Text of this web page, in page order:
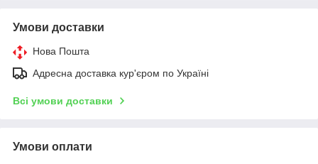
Умови доставки
Нова Пошта
Адресна доставка кур'єром по Україні
Всі умови доставки
Умови оплати